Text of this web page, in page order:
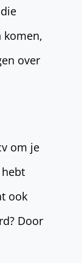
komen,
over
om je
ook
Door